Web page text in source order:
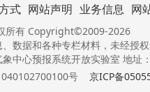
式 网站声明 业务信息 网
所有 Copyright©2009-2026
数据和各种专栏材料，未经授
中心预报系统开放实验室 地址
号
京ICP备